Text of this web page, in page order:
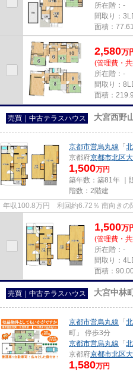
所在階：-
間取り：
面積：
2,580万
(管理費・
所在階：-
間取り：
面積：
売買｜中古テラスハウス 大宮西野
京都市営烏丸線 「
京都府京都市北区
1,500万円
築年数：築81年 ｜
階数：2階建
年収100.8万円 利回約6.72％ 南向きの
1,500万
(管理費・
所在階：-
間取り：
面積：
売買｜中古テラスハウス 大宮中林
京都市営烏丸線 「
町」 停歩3分
京都市営烏丸線 「
京都府京都市北区
1,580万円